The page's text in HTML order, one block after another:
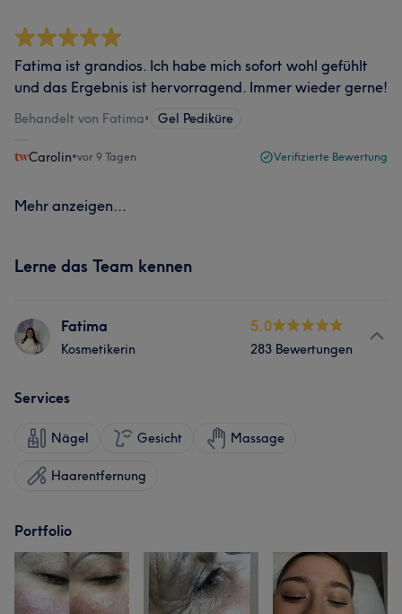
Fatima ist grandios. Ich habe mich sofort wohl gefühlt
und das Ergebnis ist hervorragend. Immer wieder gerne!
Behandelt von Fatima• Gel Pediküre
Carolin•vor 9 Tagen Verifizierte Bewertung
Mehr anzeigen...
Lerne das Team kennen
Fatima
Kosmetikerin
5.0
283 Bewertungen
Services
Nägel Gesicht Massage
Haarentfernung
Portfolio